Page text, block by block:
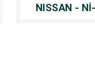
NISSAN -